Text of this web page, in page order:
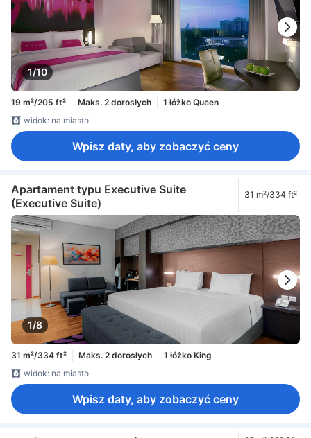
1/10
19 m²/205 ft² Maks. 2 dorosłych
1 łóżko Queen
widok: na miasto
Wpisz daty, aby zobaczyć ceny
Apartament typu Executive Suite
(Executive Suite)
31 m²/334 ft²
1/8
31 m²/334 ft² Maks. 2 dorosłych
1 łóżko King
widok: na miasto
Wpisz daty, aby zobaczyć ceny